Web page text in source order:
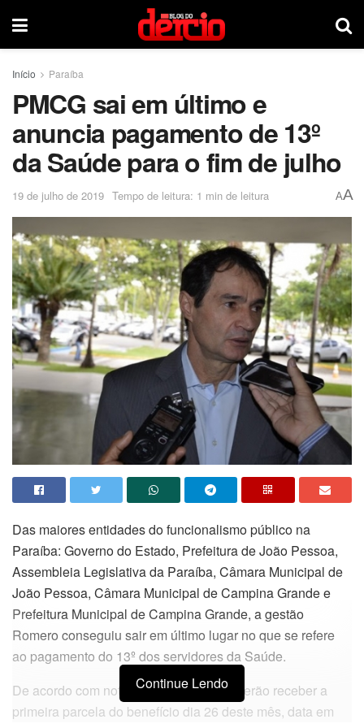
Início Paraíba
PMCG sai em último e
anuncia pagamento de 13º
da Saúde para o fim de julho
19 de julho de 2019 Tempo de leitura: 1 min de leitura AA
Das maiores entidades do funcionalismo público na
Paraíba: Governo do Estado, Prefeitura de João Pessoa,
Assembleia Legislativa da Paraíba, Câmara Municipal de
João Pessoa, Câmara Municipal de Campina Grande e
Prefeitura Municipal de Campina Grande, a gestão
Romero conseguiu sair em último lugar no que se refere
ao pagamento do 13º dos servidores da Saúde.
De acordo com nota da gestão, eles deverão receber a
primeira parcela do benefício dia 26 deste mês, data em
Continue Lendo